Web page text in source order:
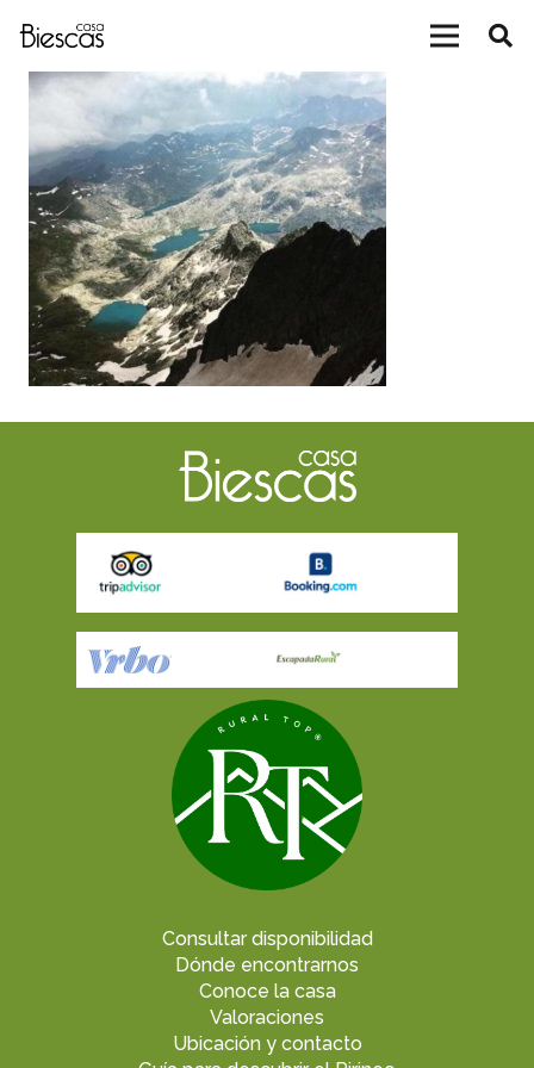
Consultar disponibilidad
Dónde encontrarnos
Conoce la casa
Valoraciones
Ubicación y contacto